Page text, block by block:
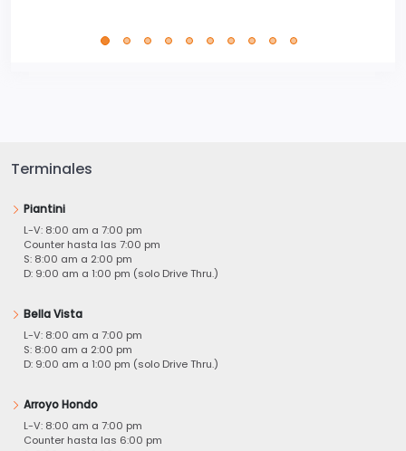
Terminales
Piantini
L-V: 8:00 am a 7:00 pm
Counter hasta las 7:00 pm
S: 8:00 am a 2:00 pm
D: 9:00 am a 1:00 pm (solo Drive Thru.)
Bella Vista
L-V: 8:00 am a 7:00 pm
S: 8:00 am a 2:00 pm
D: 9:00 am a 1:00 pm (solo Drive Thru.)
Arroyo Hondo
L-V: 8:00 am a 7:00 pm
Counter hasta las 6:00 pm